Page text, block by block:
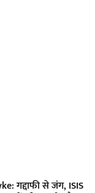
गद्दाफी से जंग, ISIS